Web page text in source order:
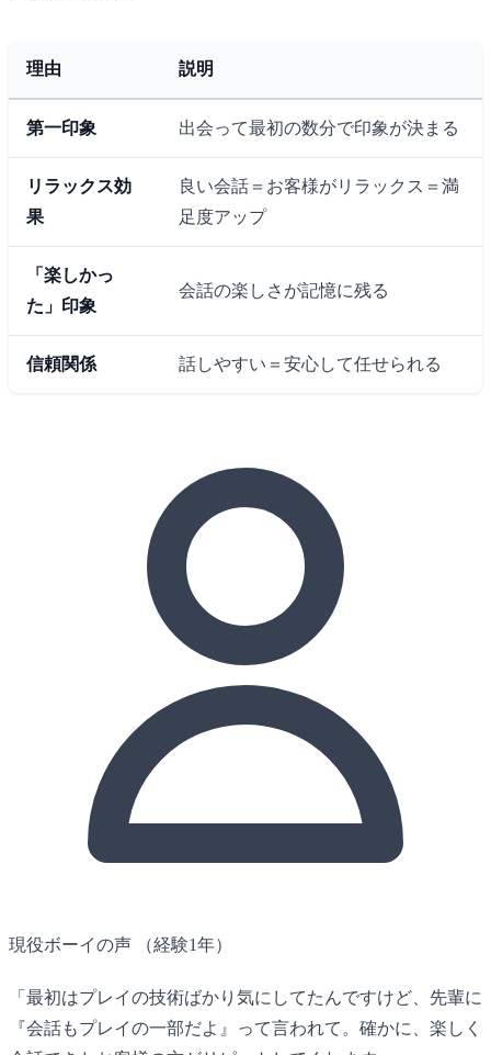
理由 説明
第一印象 出会って最初の数分で印象が決まる
リラックス効
果
良い会話＝お客様がリラックス＝満
足度アップ
「楽しかっ
た」印象
会話の楽しさが記憶に残る
信頼関係 話しやすい＝安心して任せられる
現役ボーイの声 （経験1年）
「最初はプレイの技術ばかり気にしてたんですけど、先輩に
『会話もプレイの一部だよ』って言われて。確かに、楽しく